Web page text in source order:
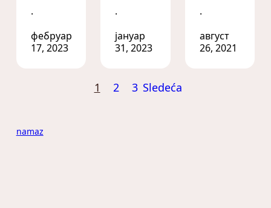
·
фебруар
17, 2023
·
јануар
31, 2023
·
август
26, 2021
1 2 3 Sledeća
namaz